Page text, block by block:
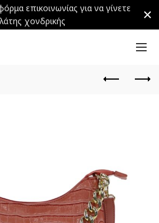
επικοινωνίας για να γίνετε
χονδρικής